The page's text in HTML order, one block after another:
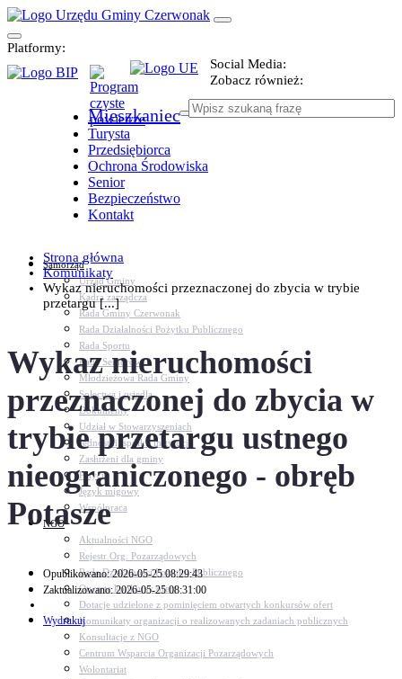
Platformy:
Social Media:
Zobacz również:
Mieszkaniec
Turysta
Przedsiębiorca
Ochrona Środowiska
Senior
Bezpieczeństwo
Kontakt
Samorząd
Urząd Gminy
Kadra zarządcza
Rada Gminy Czerwonak
Rada Działalności Pożytku Publicznego
Rada Sportu
Rada Seniorów
Młodzieżowa Rada Gminy
Sołectwa i osiedla
Dokumenty
Udział w Stowarzyszeniach
Jednostki, spółki, instytucje
Zasłużeni dla gminy
Petycje
Język migowy
Współpraca
NGO
Aktualności NGO
Rejestr Org. Pozarządowych
Rada Działalności Pożytku Publicznego
Otwarte konkursy ofert
Dotacje udzielone z pominięciem otwartych konkursów ofert
Komunikaty organizacji o realizowanych zadaniach publicznych
Konsultacje z NGO
Centrum Wsparcia Organizacji Pozarządowych
Wolontariat
Strona główna
Komunikaty
Wykaz nieruchomości przeznaczonej do zbycia w trybie
przetargu [...]
Wykaz nieruchomości
przeznaczonej do zbycia w
trybie przetargu ustnego
nieograniczonego - obręb
Potasze
Opublikowano: 2026-05-25 08:29:43
Zaktualizowano: 2026-05-25 08:31:00
Wydrukuj